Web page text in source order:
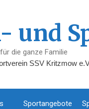
und
die ganze Familie
Sportangebote